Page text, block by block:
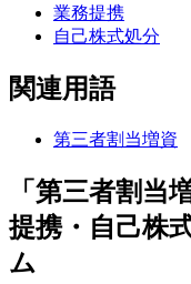
業務提携
自己株式処分
関連用語
第三者割当増資
「第三者割当
提携・自己株
ム